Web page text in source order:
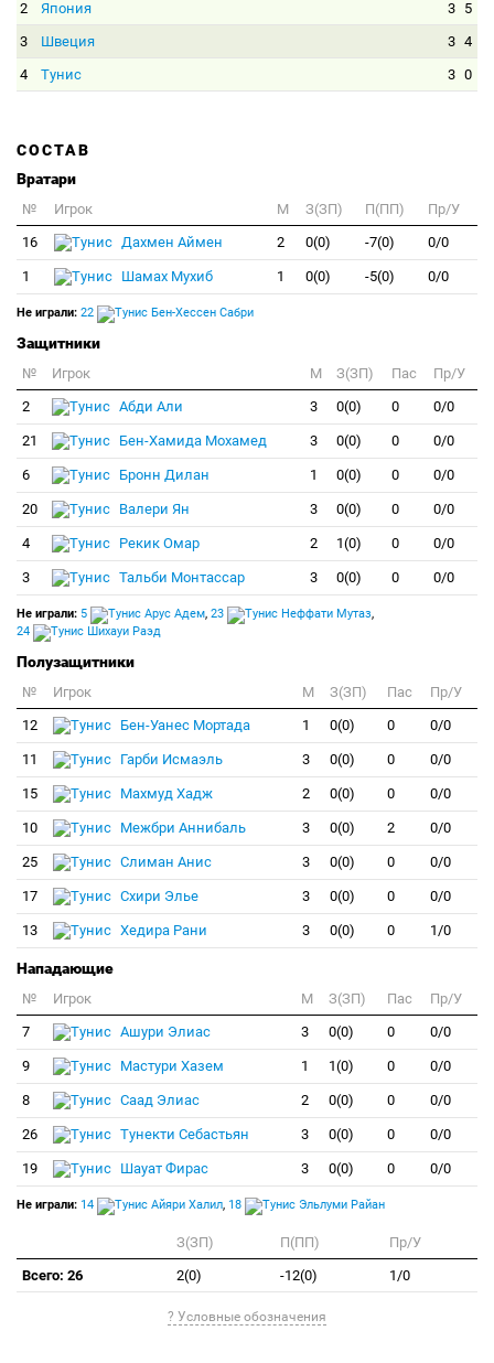
2
Япония 3 5
3
Швеция 3 4
4
Тунис 3 0
СОСТАВ
Вратари
№ Игрок M З(ЗП) П(ПП)
Пр/У
16
Дахмен Аймен 2 0(0) -7(0) 0/0
1 Шамах Мухиб 1 0(0) -5(0) 0/0
Не играли: 22 Бен-Хессен Сабри
Защитники
№ Игрок M З(ЗП) Пас
Пр/У
2
Абди Али 3 0(0) 0 0/0
21 Бен-Хамида Мохамед 3 0(0) 0 0/0
6 Бронн Дилан 1 0(0) 0 0/0
20 Валери Ян 3 0(0) 0 0/0
4 Рекик Омар 2 1(0) 0 0/0
3 Тальби Монтассар 3 0(0) 0 0/0
Не играли: 5 Арус Адем, 23 Неффати Мутаз,
24
Шихауи Раэд
Полузащитники
№ Игрок M З(ЗП) Пас
Пр/У
12
Бен-Уанес Мортада 1 0(0) 0 0/0
11 Гарби Исмаэль 3 0(0) 0 0/0
15 Махмуд Хадж 2 0(0) 0 0/0
10 Межбри Аннибаль 3 0(0) 2 0/0
25 Слиман Анис 3 0(0) 0 0/0
17 Схири Элье 3 0(0) 0 0/0
13 Хедира Рани 3 0(0) 0 1/0
Нападающие
№ Игрок M З(ЗП) Пас
Пр/У
7
Ашури Элиас 3 0(0) 0 0/0
9 Мастури Хазем 1 1(0) 0 0/0
8 Саад Элиас 2 0(0) 0 0/0
26 Тунекти Себастьян 3 0(0) 0 0/0
19 Шауат Фирас 3 0(0) 0 0/0
Не играли: 14 Айяри Халил, 18 Эльлуми Райан
З(ЗП) П(ПП)
Пр/У
Всего: 26
2(0) -12(0) 1/0
? Условные обозначения